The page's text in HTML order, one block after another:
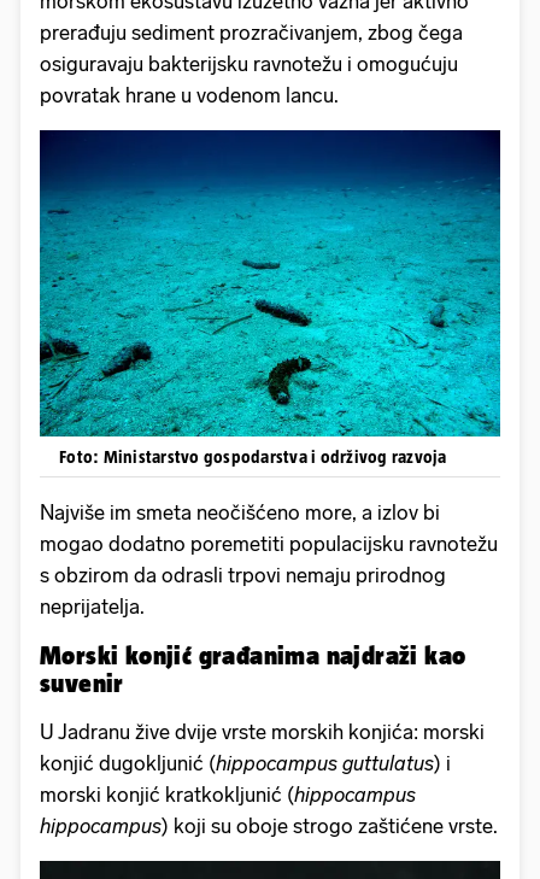
prerađuju sediment prozračivanjem, zbog čega
osiguravaju bakterijsku ravnotežu i omogućuju
povratak hrane u vodenom lancu.
Foto: Ministarstvo gospodarstva i održivog razvoja
Najviše im smeta neočišćeno more, a izlov bi
mogao dodatno poremetiti populacijsku ravnotežu
s obzirom da odrasli trpovi nemaju prirodnog
neprijatelja.
Morski konjić građanima najdraži kao
suvenir
U Jadranu žive dvije vrste morskih konjića: morski
konjić dugokljunić (hippocampus guttulatus) i
morski konjić kratkokljunić (hippocampus
hippocampus) koji su oboje strogo zaštićene vrste.